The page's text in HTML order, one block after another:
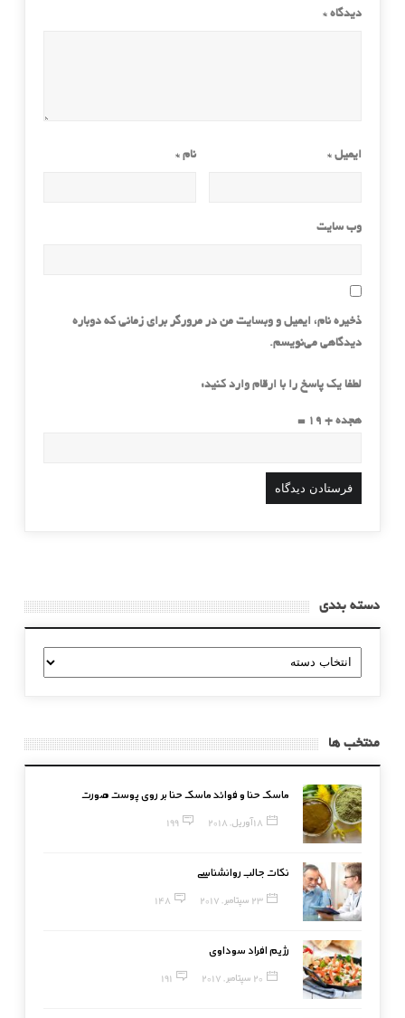
دیدگاه *
نام* ایمیل *
وب‌ سایت
ذخیره نام، ایمیل و وبسایت من در مرورگر برای زمانی که دوباره
دیدگاهی می‌نویسم.
لطفا یک پاسخ را با ارقام وارد کنید:
هجده + 19 =
دسته بندی
دسته
بندی
منتخب ها
ماسک حنا و فوائد ماسک حنا بر روی پوست صورت
18 آوریل, 2018 199
نکات جالب روانشناسی
23 سپتامبر, 2017 148
رژیم افراد سوداوی
20 سپتامبر, 2017 191